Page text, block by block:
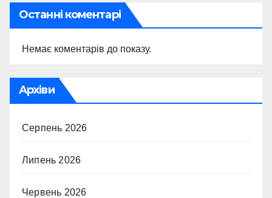
Останні коментарі
Немає коментарів до показу.
Архіви
Серпень 2026
Липень 2026
Червень 2026